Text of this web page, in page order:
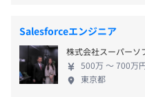
相談の上、ご希望のマシ
■通勤交通費（全額支給）
■健康保険組合の保養施
自分らしく活躍していきませんか？
社保完備（関東ITソフト
期健康診断 ・通勤費（
出産、死亡弔慰など）
定める資格に合格した
Salesforceエンジニア
株式会社スーパーソ
500万 〜 700万
東京都